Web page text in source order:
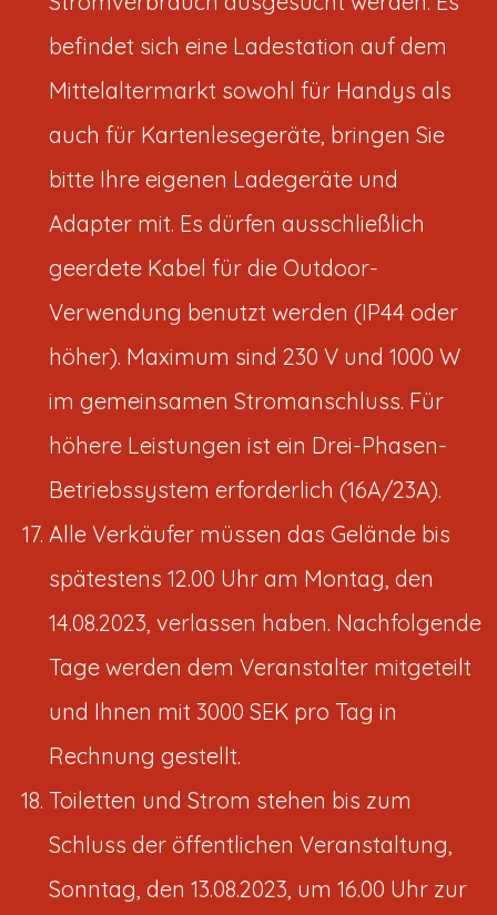
befindet sich eine Ladestation auf dem
Mittelaltermarkt sowohl für Handys als
auch für Kartenlesegeräte, bringen Sie
bitte Ihre eigenen Ladegeräte und
Adapter mit. Es dürfen ausschließlich
geerdete Kabel für die Outdoor-
Verwendung benutzt werden (IP44 oder
höher). Maximum sind 230 V und 1000 W
im gemeinsamen Stromanschluss. Für
höhere Leistungen ist ein Drei-Phasen-
Betriebssystem erforderlich (16A/23A).
Alle Verkäufer müssen das Gelände bis
spätestens 12.00 Uhr am Montag, den
14.08.2023, verlassen haben. Nachfolgende
Tage werden dem Veranstalter mitgeteilt
und Ihnen mit 3000 SEK pro Tag in
Rechnung gestellt.
Toiletten und Strom stehen bis zum
Schluss der öffentlichen Veranstaltung,
Sonntag, den 13.08.2023, um 16.00 Uhr zur